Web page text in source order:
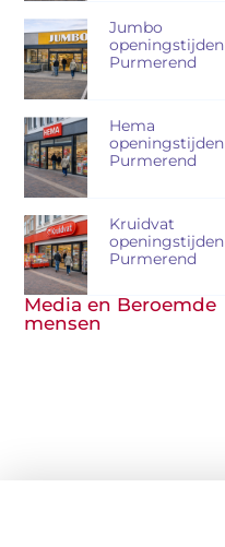
Jumbo
openingstijden
Purmerend
Hema
openingstijden
Purmerend
Kruidvat
openingstijden
Purmerend
Media en Beroemde
mensen